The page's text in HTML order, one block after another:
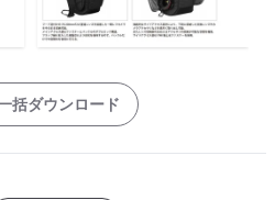
括ダウンロード